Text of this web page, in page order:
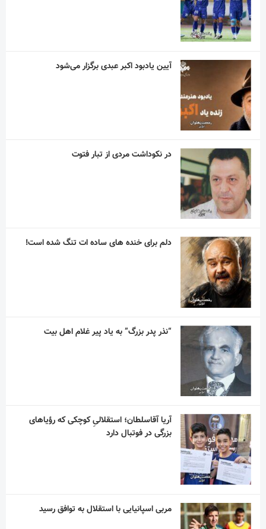
آیین یادبود اکبر عبدی برگزار می‌شود
در نکوداشت مردی از تبار فتوت
دلم برای خنده های ساده ات تنگ شده است!
“نذر پدر بزرگ” به یاد پیر غلام اهل بیت
آریا آقاسلطان؛ استقلالیِ کوچکی که رؤیاهای
بزرگی در فوتبال دارد
مربی اسپانیایی با استقلال به توافق رسید